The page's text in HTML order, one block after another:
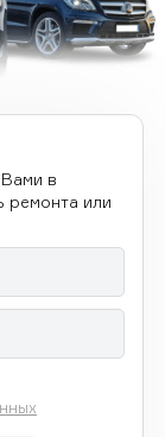
в
ремонта или